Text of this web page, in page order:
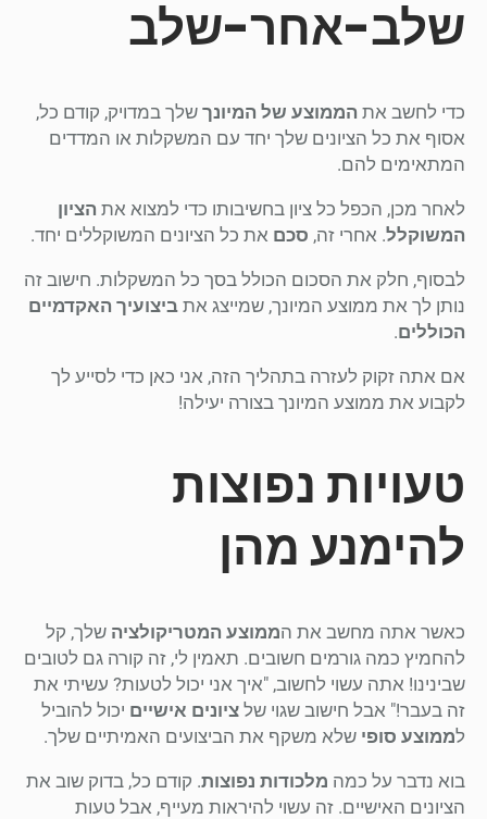
שלב-אחר-שלב
כדי לחשב את הממוצע של המיונך שלך במדויק, קודם כל,
אסוף את כל הציונים שלך יחד עם המשקלות או המדדים
המתאימים להם.
לאחר מכן, הכפל כל ציון בחשיבותו כדי למצוא את הציון
המשוקלל. אחרי זה, סכם את כל הציונים המשוקללים יחד.
לבסוף, חלק את הסכום הכולל בסך כל המשקלות. חישוב זה
נותן לך את ממוצע המיונך, שמייצג את ביצועיך האקדמיים
הכוללים.
אם אתה זקוק לעזרה בתהליך הזה, אני כאן כדי לסייע לך
לקבוע את ממוצע המיונך בצורה יעילה!
טעויות נפוצות
להימנע מהן
כאשר אתה מחשב את הממוצע המטריקולציה שלך, קל
להחמיץ כמה גורמים חשובים. תאמין לי, זה קורה גם לטובים
שבינינו! אתה עשוי לחשוב, "איך אני יכול לטעות? עשיתי את
זה בעבר!" אבל חישוב שגוי של ציונים אישיים יכול להוביל
לממוצע סופי שלא משקף את הביצועים האמיתיים שלך.
בוא נדבר על כמה מלכודות נפוצות. קודם כל, בדוק שוב את
הציונים האישיים. זה עשוי להיראות מעייף, אבל טעות